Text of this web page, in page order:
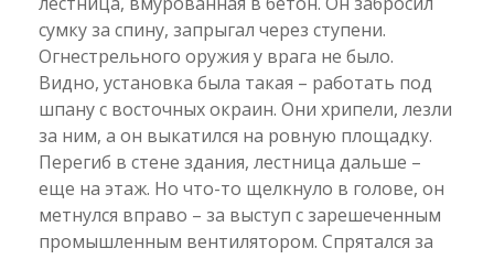
сумку за спину, запрыгал через ступени.
Огнестрельного оружия у врага не было.
Видно, установка была такая – работать под
шпану с восточных окраин. Они хрипели, лезли
за ним, а он выкатился на ровную площадку.
Перегиб в стене здания, лестница дальше –
еще на этаж. Но что-то щелкнуло в голове, он
метнулся вправо – за выступ с зарешеченным
промышленным вентилятором. Спрятался за